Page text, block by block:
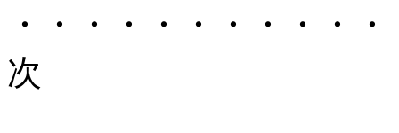
・・・・・・・・・・
次